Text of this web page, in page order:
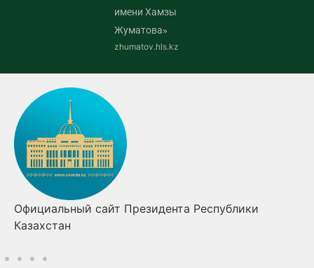
имени Хамзы
Жуматова»
zhumatov.hls.kz
Официальный сайт Президента Республики
Казахстан